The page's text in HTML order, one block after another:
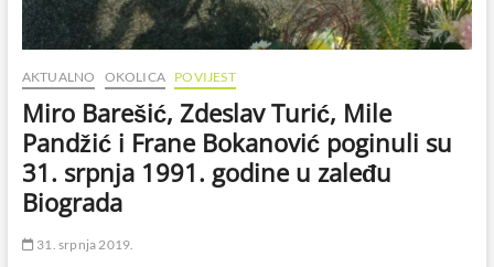
godine
u
zaleđu
Biograda
AKTUALNO OKOLICA POVIJEST
Miro Barešić, Zdeslav Turić, Mile
Pandžić i Frane Bokanović poginuli su
31. srpnja 1991. godine u zaleđu
Biograda
31. srpnja 2019.